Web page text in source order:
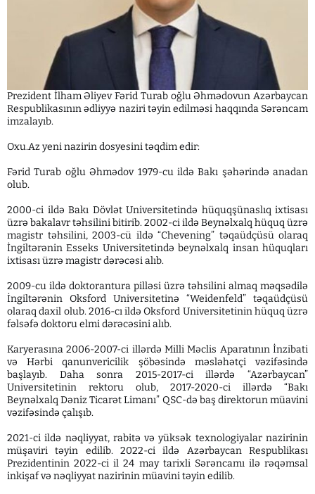
Prezident İlham Əliyev Fərid Turab oğlu Əhmədovun Azərbaycan
Respublikasının ədliyyə naziri təyin edilməsi haqqında Sərəncam
imzalayıb.
Oxu.Az yeni nazirin dosyesini təqdim edir:
Fərid Turab oğlu Əhmədov 1979-cu ildə Bakı şəhərində anadan
olub.
2000-ci ildə Bakı Dövlət Universitetində hüquqşünaslıq ixtisası
üzrə bakalavr təhsilini bitirib. 2002-ci ildə Beynəlxalq hüquq üzrə
magistr təhsilini, 2003-cü ildə “Chevening” təqaüdçüsü olaraq
İngiltərənin Esseks Universitetində beynəlxalq insan hüquqları
ixtisası üzrə magistr dərəcəsi alıb.
2009-cu ildə doktorantura pilləsi üzrə təhsilini almaq məqsədilə
İngiltərənin Oksford Universitetinə “Weidenfeld” təqaüdçüsü
olaraq daxil olub. 2016-cı ildə Oksford Universitetinin hüquq üzrə
fəlsəfə doktoru elmi dərəcəsini alıb.
Karyerasına 2006-2007-ci illərdə Milli Məclis Aparatının İnzibati
və Hərbi qanunvericilik şöbəsində məsləhətçi vəzifəsində
başlayıb. Daha sonra 2015-2017-ci illərdə “Azərbaycan”
Universitetinin rektoru olub, 2017-2020-ci illərdə “Bakı
Beynəlxalq Dəniz Ticarət Limanı” QSC-də baş direktorun müavini
vəzifəsində çalışıb.
2021-ci ildə nəqliyyat, rabitə və yüksək texnologiyalar nazirinin
müşaviri təyin edilib. 2022-ci ildə Azərbaycan Respublikası
Prezidentinin 2022-ci il 24 may tarixli Sərəncamı ilə rəqəmsal
inkişaf və nəqliyyat nazirinin müavini təyin edilib.